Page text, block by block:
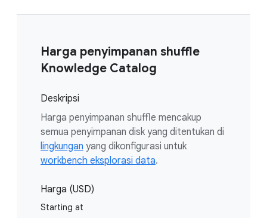
Harga penyimpanan shuffle
Knowledge Catalog
Deskripsi
Harga penyimpanan shuffle mencakup
semua penyimpanan disk yang ditentukan di
lingkungan yang dikonfigurasi untuk
workbench eksplorasi data.
Harga (USD)
Starting at